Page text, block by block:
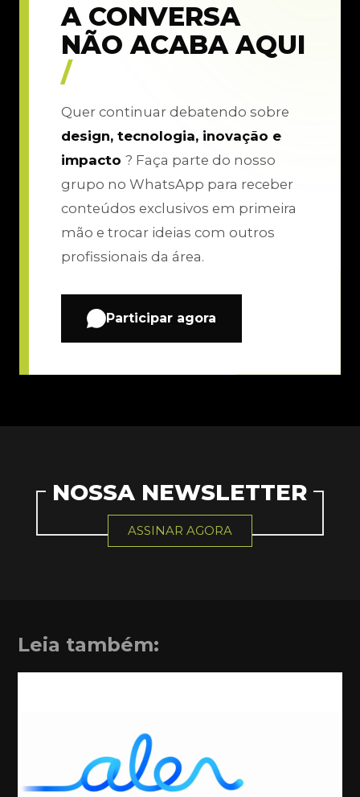
A CONVERSA
NÃO ACABA AQUI
/
Quer continuar debatendo sobre
design, tecnologia, inovação e
impacto ? Faça parte do nosso
grupo no WhatsApp para receber
conteúdos exclusivos em primeira
mão e trocar ideias com outros
profissionais da área.
Participar agora
NOSSA NEWSLETTER
ASSINAR AGORA
Leia também: